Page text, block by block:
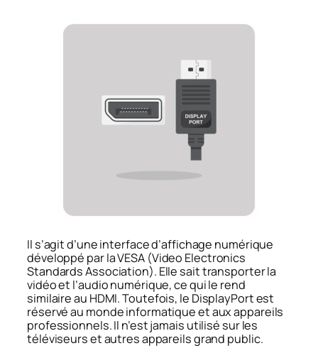
Il s’agit d’une interface d’affichage numérique
développé par la VESA (Video Electronics
Standards Association). Elle sait transporter la
vidéo et l’audio numérique, ce qui le rend
similaire au HDMI.Toutefois, le DisplayPort est
réservé au monde informatique et aux appareils
professionnels. Il n’est jamais utilisé sur les
téléviseurs et autres appareils grand public.